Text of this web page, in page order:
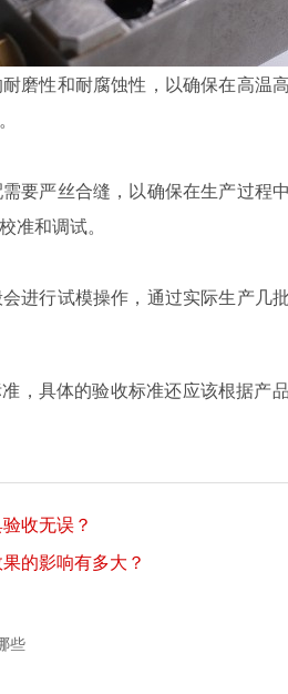
磨性和耐腐蚀性，以确保在高温
要严丝合缝，以确保在生产过程
准和调试。
进行试模操作，通过实际生产几
，具体的验收标准还应该根据产
收无误？
的影响有多大？
些